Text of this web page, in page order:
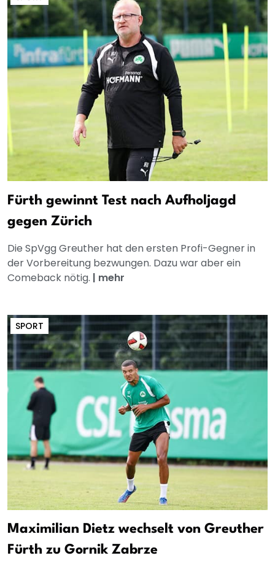
Fürth gewinnt Test nach Aufholjagd
gegen Zürich
Die SpVgg Greuther hat den ersten Profi-Gegner in
der Vorbereitung bezwungen. Dazu war aber ein
Comeback nötig. | mehr
SPORT
Maximilian Dietz wechselt von Greuther
Fürth zu Gornik Zabrze